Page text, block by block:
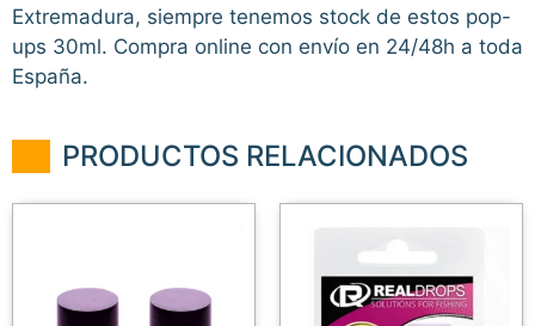
Extremadura, siempre tenemos stock de estos pop-
ups 30ml. Compra online con envío en 24/48h a toda
España.
PRODUCTOS RELACIONADOS